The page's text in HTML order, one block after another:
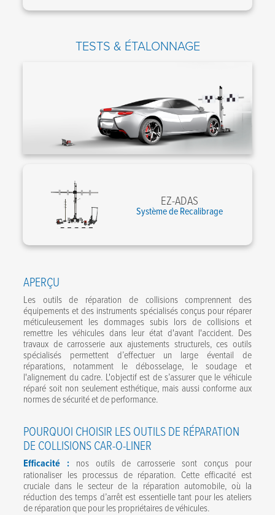
TESTS & ÉTALONNAGE
EZ-ADAS
Système de Recalibrage
APERÇU
Les outils de réparation de collisions comprennent des
équipements et des instruments spécialisés conçus pour réparer
méticuleusement les dommages subis lors de collisions et
remettre les véhicules dans leur état d'avant l'accident. Des
travaux de carrosserie aux ajustements structurels, ces outils
spécialisés permettent d’effectuer un large éventail de
réparations, notamment le débosselage, le soudage et
l'alignement du cadre. L'objectif est de s’assurer que le véhicule
réparé soit non seulement esthétique, mais aussi conforme aux
normes de sécurité et de performance.
POURQUOI CHOISIR LES OUTILS DE RÉPARATION
DE COLLISIONS CAR-O-LINER
Efficacité : nos outils de carrosserie sont conçus pour
rationaliser les processus de réparation. Cette efficacité est
cruciale dans le secteur de la réparation automobile, où la
réduction des temps d’arrêt est essentielle tant pour les ateliers
de réparation que pour les propriétaires de véhicules.